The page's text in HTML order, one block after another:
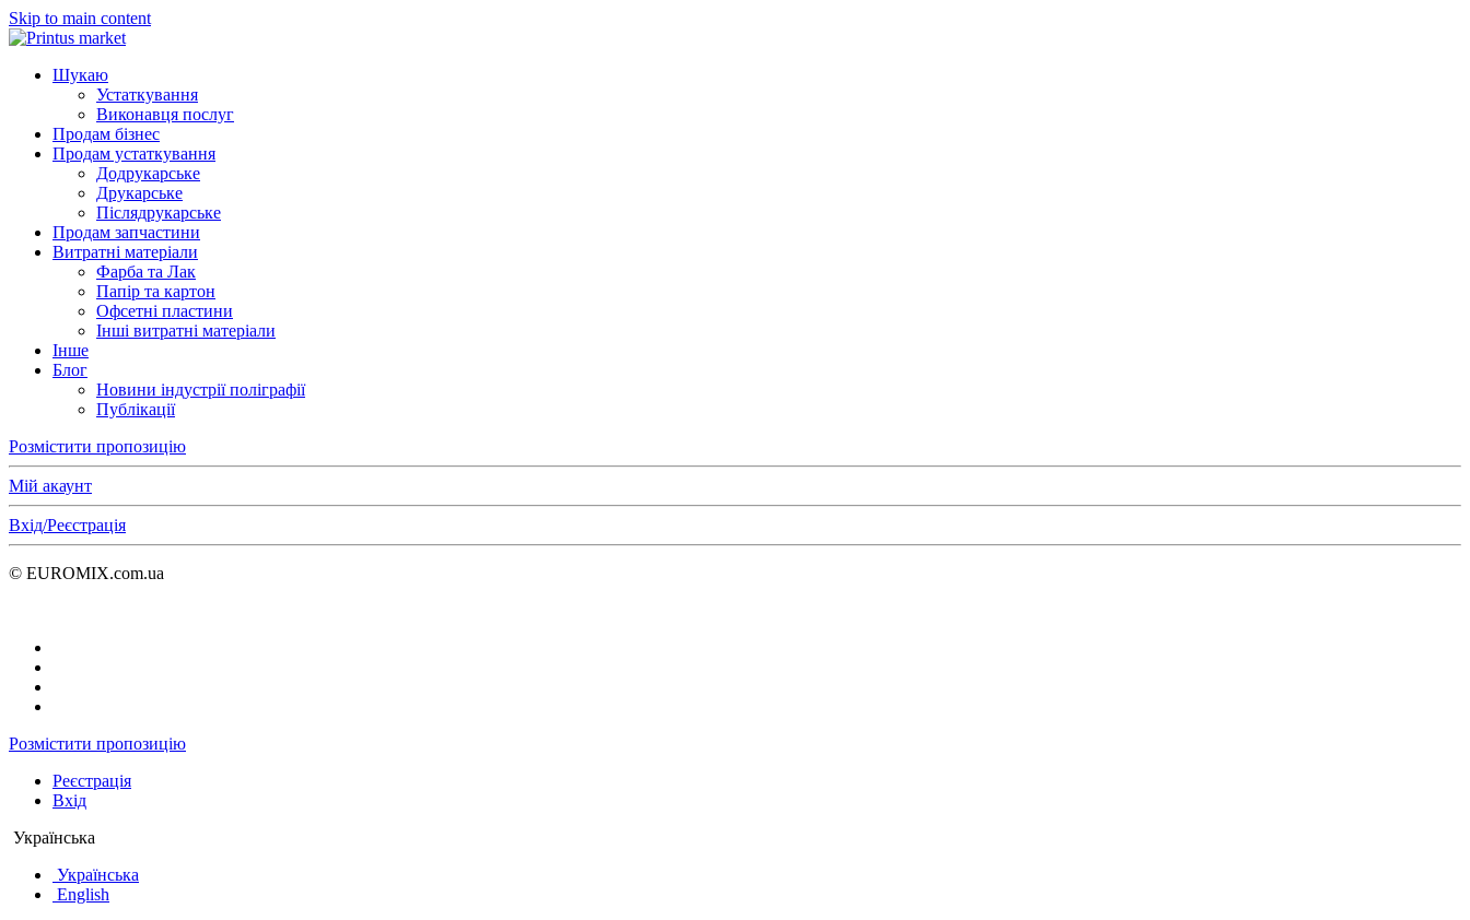
Skip to main content
Шукаю
Устаткування
Виконавця послуг
Продам бізнес
Продам устаткування
Додрукарське
Друкарське
Післядрукарське
Продам запчастини
Витратні матеріали
Фарба та Лак
Папір та картон
Офсетні пластини
Інші витратні матеріали
Інше
Блог
Новини індустрії поліграфії
Публікації
Розмістити пропозицію
Мій акаунт
Вхід/Реєстрація
© EUROMIX.com.ua
Розмістити пропозицію
Реєстрація
Вхід
Українська
Українська
English